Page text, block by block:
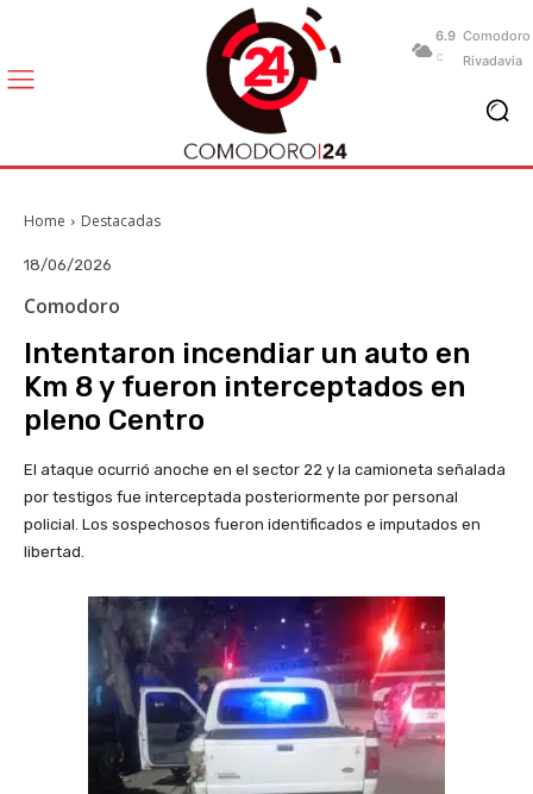
6.9
C
Comodoro
Rivadavia
Home Destacadas
18/06/2026
Comodoro
Intentaron incendiar un auto en
Km 8 y fueron interceptados en
pleno Centro
El ataque ocurrió anoche en el sector 22 y la camioneta señalada
por testigos fue interceptada posteriormente por personal
policial. Los sospechosos fueron identificados e imputados en
libertad.